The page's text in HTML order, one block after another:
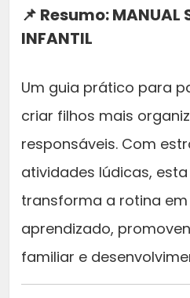
i
a
l
e
r
a
:
N
F
T
I
L
K
I
T
I
N
📌 Resumo: MANUAL
INFANTIL
Um guia prático para
criar filhos mais
responsáveis. Com
atividades lúdicas,
transforma a rotina
aprendizado,
familiar e